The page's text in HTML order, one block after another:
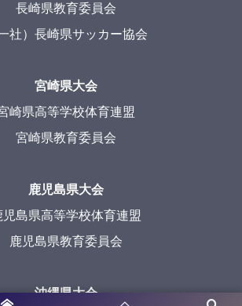
長崎県教育委員会
一社）長崎県サッカー協会
宮崎県大会
崎県高等学校体育連盟
宮崎県教育委員会
鹿児島県大会
児島県高等学校体育連盟
鹿児島県教育委員会
沖縄県大会